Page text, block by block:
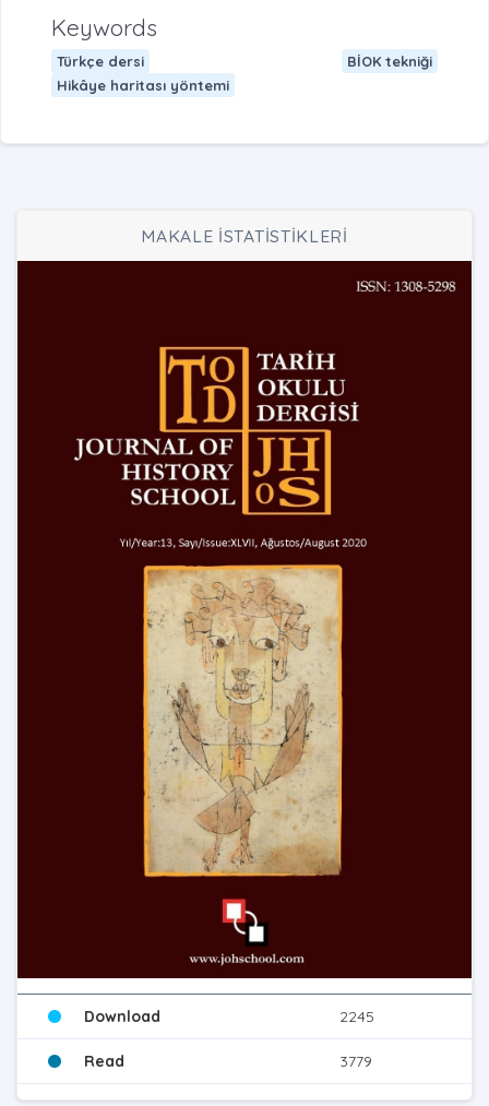
Keywords
Türkçe dersi
BİOK tekniği
Hikâye haritası yöntemi
MAKALE İSTATİSTİKLERİ
Download 2245
Read 3779